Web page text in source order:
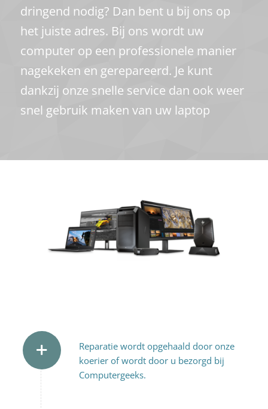
dringend nodig? Dan bent u bij ons op
het juiste adres. Bij ons wordt uw
computer op een professionele manier
nagekeken en gerepareerd. Je kunt
dankzij onze snelle service dan ook weer
snel gebruik maken van uw laptop
Reparatie wordt opgehaald door onze
koerier of wordt door u bezorgd bij
Computergeeks.